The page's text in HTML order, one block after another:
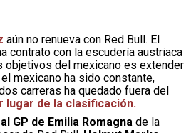
aún no renueva con Red Bull. El
contrato con la escudería austriaca
objetivos del mexicano es extender
mexicano ha sido constante,
carreras ha quedado fuera del
lugar de la clasificación.
GP de Emilia Romagna de la